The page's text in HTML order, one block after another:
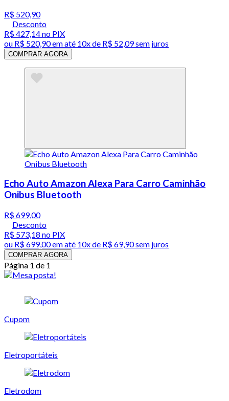
R$ 520,90
Desconto
R$ 427,14no PIX
ou R$ 520,90em até 10x de R$ 52,09 sem juros
COMPRAR AGORA
Echo Auto Amazon Alexa Para Carro Caminhão
Onibus Bluetooth
R$ 699,00
Desconto
R$ 573,18 no PIX
ou R$ 699,00em até 10x de R$ 69,90 sem juros
COMPRAR AGORA
Página 1 de 1
Cupom
Eletroportáteis
Eletrodom